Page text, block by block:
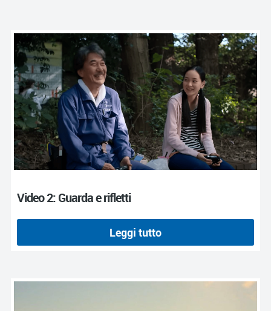
Video 2: Guarda e rifletti
Leggi tutto